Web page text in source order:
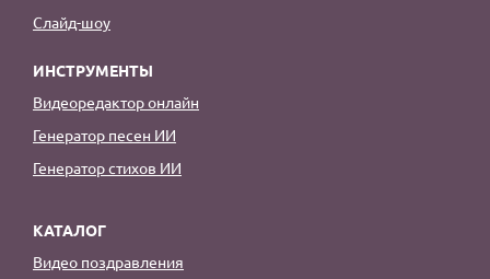
Слайд-шоу
ИНСТРУМЕНТЫ
Видеоредактор онлайн
Генератор песен ИИ
Генератор стихов ИИ
КАТАЛОГ
Видео поздравления